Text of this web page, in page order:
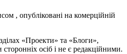
, опубліковані на комерційній
«Проекти» та «Блоги»,
сторонніх осіб і не є редакційними.